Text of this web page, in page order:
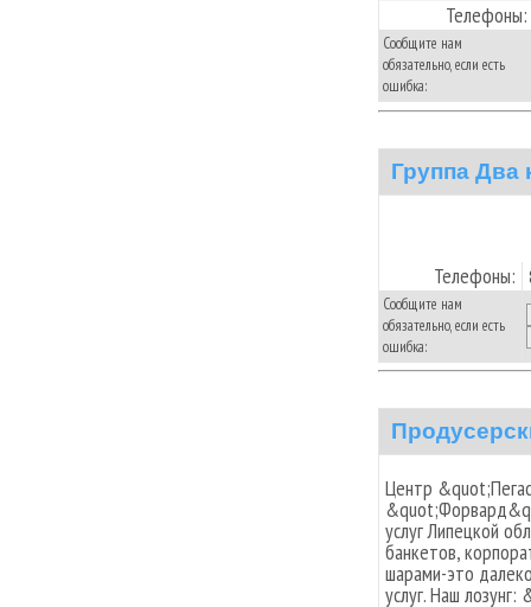
Телефоны:
Сообщите нам
обязательно, если есть
ошибка:
Группа Два
Телефоны:
Сообщите нам
обязательно, если есть
ошибка:
Центр
услуг Липецкой
банкетов,
шарами-это
услуг. Наш